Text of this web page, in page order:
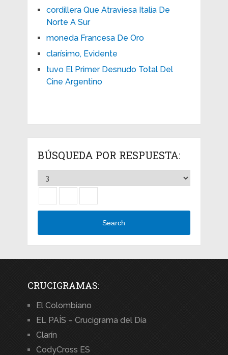
cordillera Que Atraviesa Italia De
Norte A Sur
moneda Francesa De Oro
clarísimo, Evidente
tuvo El Primer Desnudo Total Del
Cine Argentino
BÚSQUEDA POR RESPUESTA:
Search
CRUCIGRAMAS:
El Colombiano
EL PAÍS – Crucigrama del Día
Clarín
CodyCross ES